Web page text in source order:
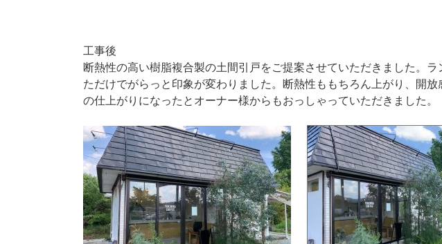
工事後
断熱性の高い樹脂複合製の土間引戸をご提案させていただきました。ラ
ただけでがらっと印象が変わりました。断熱性ももちろん上がり、開放
の仕上がりになったとオーナー様からもおっしゃっていただきました。